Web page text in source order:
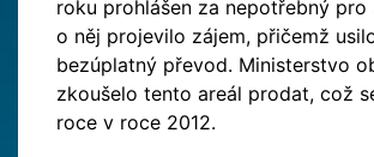
roku prohlášen za nepotřebný
o něj projevilo zájem, přičemž
bezúplatný převod. Ministerstvo
zkoušelo tento areál prodat, což
roce v roce 2012.